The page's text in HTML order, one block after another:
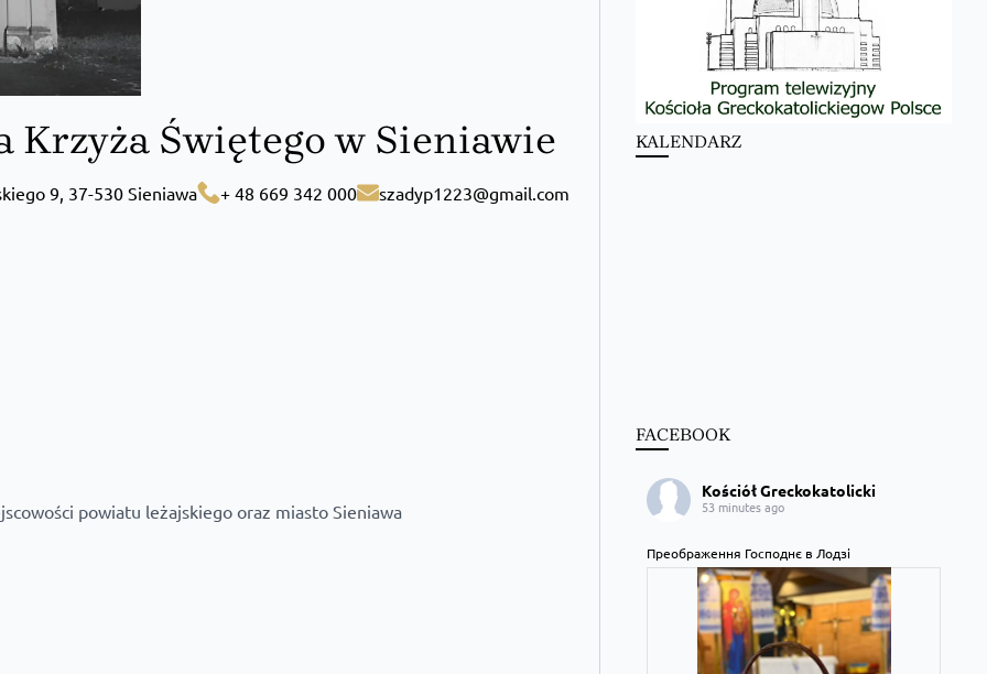
Krzyża Świętego w Sieniawie
9, 37-530 Sieniawa + 48 669 342 000
szadyp1223@gmail.com
powiatu leżajskiego oraz miasto Sieniawa
KALENDARZ
FACEBOOK
Kościół Greckokatolicki
53 minutes ago
Преображення Господнє в Лодзі